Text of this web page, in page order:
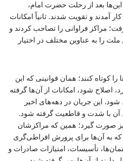
بعد از رحلت حضرت امام،
آمدند و تقویت شدند. ثانیاً امکانات
مراکز فراوانی را تصاحب کردند و
ملت را به عناوین مختلف در اختیار
کوتاه کنند؛ همان قوانینی که این
اصلاح شود، امکانات از آن‌ها گرفته
شود. این جریان در دهه‌های اخیر
آن با شدت و قاطعیت گرفته شود.
صورت گیرد؛ همین که مراکزشان
که به آن‌ها برای پرورش افراطی‌گری
تأسیسات، امتیازات صادرات و